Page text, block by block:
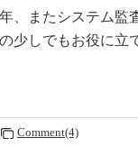
、またシステム監
少しでもお役に立
Comment(4)